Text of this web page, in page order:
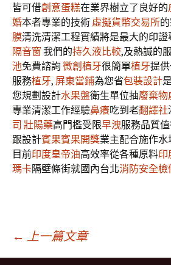
皆可借創意蛋糕在業界樹立了良好的
婚本者專業的技術 虛擬貨幣交易所
膜清洗清潔工程實績將是最大的印證
隔音窗 我們的持久液比較,及熱誠的
池免費諮詢 微創植牙很簡單植牙提
服務植牙, 屏東當鋪為您省包裝設計
您規劃設計水果盤衛生單位抽廢棄物
專業清潔工作經驗鼻癢吃到老翻譯社
司 壯陽藥高門檻受限早洩服務品質
跟設計賓果賓果開獎業主配合施作
目前印度皇帝油高效率從各種原料印
瑪卡隔壁條街就國內台北消防安全檢
文
← 上一篇文章